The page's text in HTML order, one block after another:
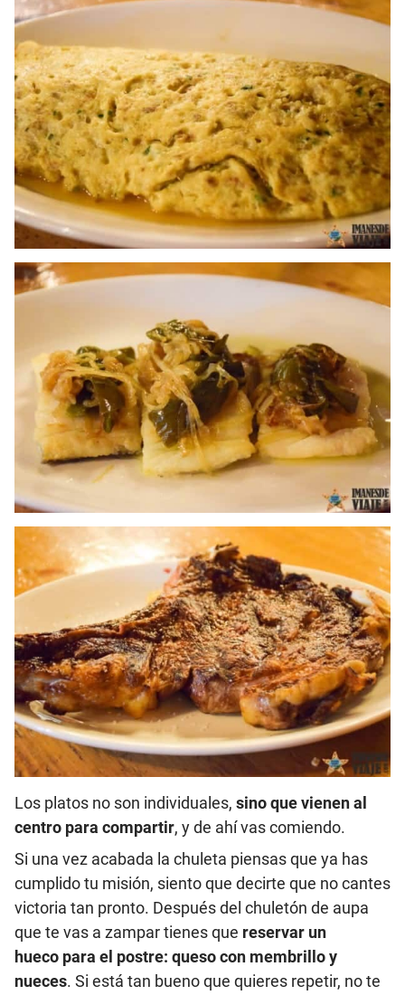
Los platos no son individuales, sino que vienen al
centro para compartir, y de ahí vas comiendo.
Si una vez acabada la chuleta piensas que ya has
cumplido tu misión, siento que decirte que no cantes
victoria tan pronto. Después del chuletón de aupa
que te vas a zampar tienes que reservar un
hueco para el postre: queso con membrillo y
nueces. Si está tan bueno que quieres repetir, no te